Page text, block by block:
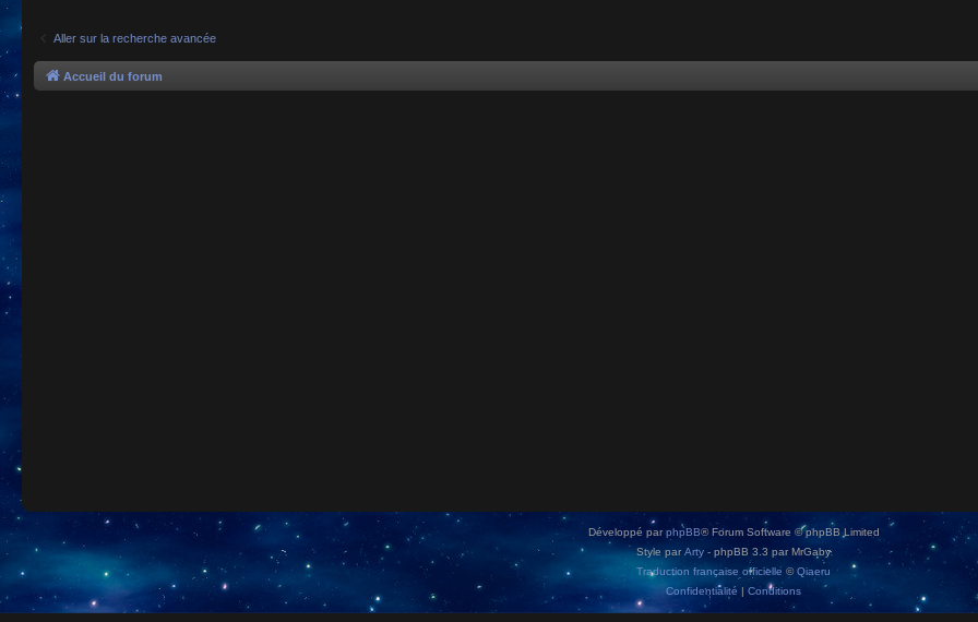
Aller sur la recherche avancée
Accueil du forum
Développé parphpBB® Forum Software © phpBB Limited
Style par Arty - phpBB 3.3 par MrGaby
Traduction française officielle ©Qiaeru
Confidentialité | Conditions